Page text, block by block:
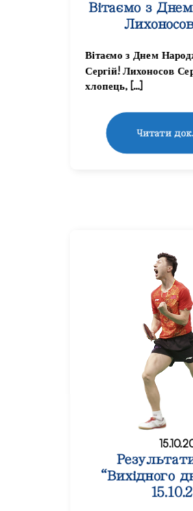
Вітаємо з
Вітаємо з Днем
Сергій! Лихоносов
хлопець, […]
Читати
“Вихідного